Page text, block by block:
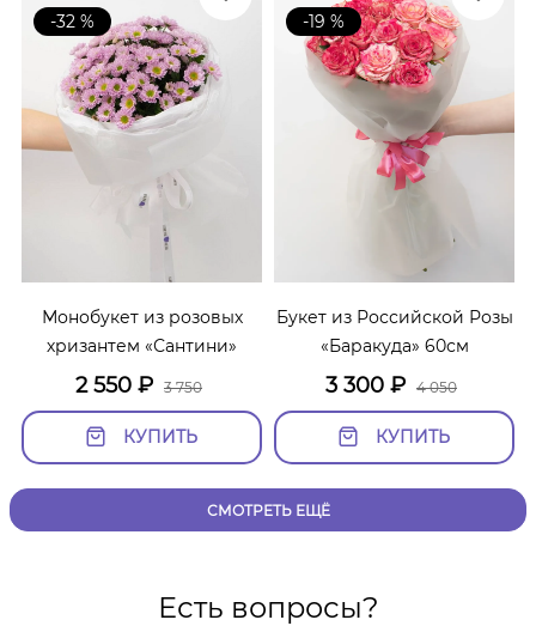
-32 %
Монобукет из розовых
хризантем «Сантини»
2 550 ₽ 3 750
КУПИТЬ
-19 %
Букет из Российской Розы
«Баракуда» 60см
3 300 ₽ 4 050
КУПИТЬ
СМОТРЕТЬ ЕЩЁ
Есть вопросы?